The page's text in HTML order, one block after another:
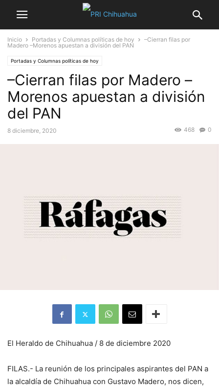
Inicio Portadas y Columnas políticas de hoy
–Cierran filas por
Madero –Morenos apuestan a división del PAN
Portadas y Columnas políticas de hoy
–Cierran filas por Madero –
Morenos apuestan a división
del PAN
8 diciembre, 2020 0
468
El Heraldo de Chihuahua / 8 de diciembre 2020
FILAS.- La reunión de los principales aspirantes del PAN a
la alcaldía de Chihuahua con Gustavo Madero, nos dicen,